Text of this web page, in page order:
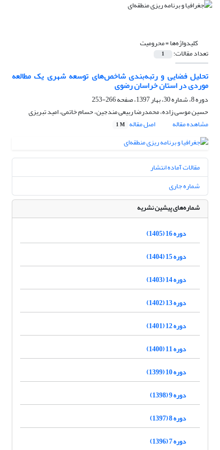
کلیدواژه‌ها =محرومیت
تعداد مقالات: 1
تحلیل فضایی و رتبه‌بندی شاخص‌های توسعه شهری یک مطالعه
موردی در استان خراسان رضوی
دوره 8، شماره 30، بهار 1397، صفحه
266-253
حسین موسی زاده، محمدرضا ربیعی مندجین، حسام خاتمی، امید تبریزی
مشاهده مقاله
اصل مقاله 1 M
مقالات آماده انتشار
شماره جاری
شماره‌های پیشین نشریه
دوره 16 (1405)
دوره 15 (1404)
دوره 14 (1403)
دوره 13 (1402)
دوره 12 (1401)
دوره 11 (1400)
دوره 10 (1399)
دوره 9 (1398)
دوره 8 (1397)
دوره 7 (1396)